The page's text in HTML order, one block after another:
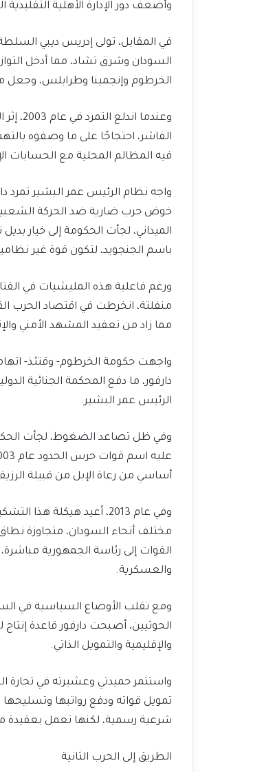
وأضعف دور الإدارة الأهلية
في المقابل، تولى إدريس ديبي
السودان وشرق تشاد، مما أدخل
الخرطوم وإنجمينا وطرابلس، وجعل
الفاشر، احتجاجًا على ما وصفوه
فيه المظالم المحلية مع الحسابات
واجه نظام الرئيس عمر البشير
خوض حرب ضارية ضد الحركة
الميداني، لجأت الحكومة إلى خيار
باسم الجنجويد، لتكون قوة غير
ورغم فاعلية هذه المليشيات في
منفلتة، انخرطت في اقتصاد الحرب
مما زاد من تعقيد المشهد الأمني
واجهت حكومة الخرطوم- وقتئذ-
الرئيس عمر البشير.
وفي ظل تصاعد الضغوط، لجأت
أساسي من رعاة الإبل من قبيلة
وفي عام 2013، أعيد
القوات إلى رئاسة الجمهورية
والعسكرية.
ومع تقلب الأوضاع السياسية في
الحوثيين، أصبحت دارفور قاعدة
والإقليمية والتمويل الذاتي.
واستثمر حميدتي وعشيرته في
تمويل قواته ودفع رواتبها
شرعية رسمية، لكنها تعمل
الطريق إلى الحرب الثانية